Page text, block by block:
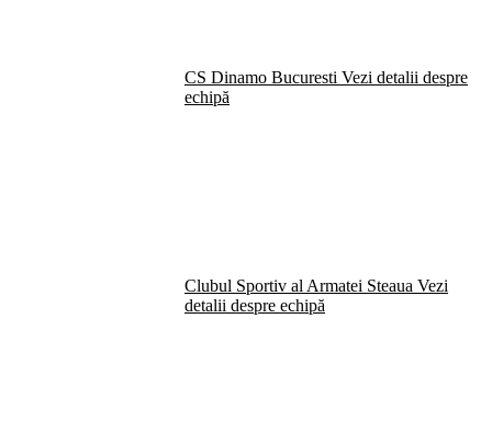
CS Dinamo Bucuresti Vezi detalii despre
echipă
Clubul Sportiv al Armatei Steaua Vezi
detalii despre echipă